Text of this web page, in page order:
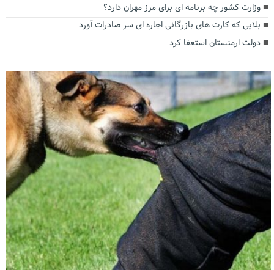
وزارت کشور چه برنامه ای برای مرز مهران دارد؟
بلایی که کارت های بازرگانی اجاره ای سر صادرات آورد
دولت ارمنستان استعفا کرد
چگونه و چه زمانی از دشمنان انتقام بگیریم
همانطور که می‌دانید دشمن خناس در سال‌های پس از انقلاب به شکل‌های مختلف در پی
ضربه زدن به این نظام مقدس بوده و حتی عنوان‌کرده در این سال‌ها لحظه‌ای از سرنگون
کردن جمهوری ‌اسلامی غافل نبوده لذا تاکنون کشور عزیزمان ایران تاوان زیادی پرداخت کرده
است، از جنگ تحمیلی گرفته که درابتدای انقلاب در آن بیش از 40 کشور با هم متحد شده و
یک دیوانه‌ای به‌نام صدام را به‌جان مردم‌مان انداختند و با پشتیبانی حمایت همه جانبه نظامی
و مالی و استراتژیک از این ملعون بیش از 300 هزار نفر از بهترین جوانان‌مان را به خاک و
خون کشیدند و بسیاری از شهرهای کشورمان را نیز به تلی از خاکستر تبدیل کردند.